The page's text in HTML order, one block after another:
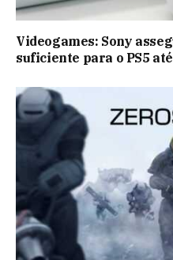
Videogames: Sony
suficiente para o PS5